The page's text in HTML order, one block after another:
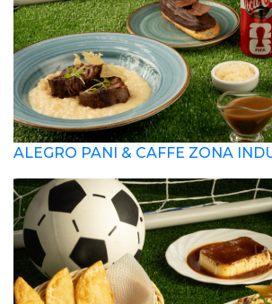
ALEGRO PANI & CAFFE ZONA